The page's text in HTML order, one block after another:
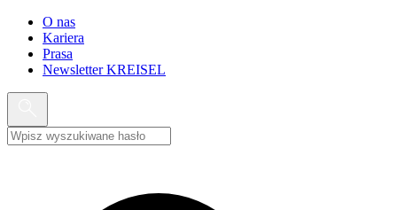
O nas
Kariera
Prasa
Newsletter KREISEL